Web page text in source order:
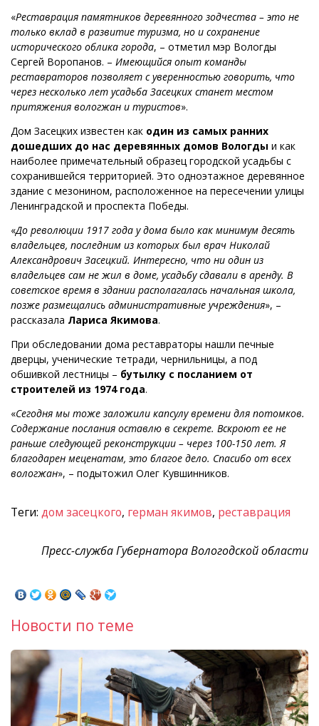
«Реставрация памятников деревянного зодчества – это не
только вклад в развитие туризма, но и сохранение
исторического облика города, – отметил мэр Вологды
Сергей Воропанов. – Имеющийся опыт команды
реставраторов позволяет с уверенностью говорить, что
через несколько лет усадьба Засецких станет местом
притяжения вологжан и туристов».
Дом Засецких известен как один из самых ранних
дошедших до нас деревянных домов Вологды и как
наиболее примечательный образец городской усадьбы с
сохранившейся территорией. Это одноэтажное деревянное
здание с мезонином, расположенное на пересечении улицы
Ленинградской и проспекта Победы.
«До революции 1917 года у дома было как минимум десять
владельцев, последним из которых был врач Николай
Александрович Засецкий. Интересно, что ни один из
владельцев сам не жил в доме, усадьбу сдавали в аренду. В
советское время в здании располагалась начальная школа,
позже размещались административные учреждения», –
рассказала Лариса Якимова.
При обследовании дома реставраторы нашли печные
дверцы, ученические тетради, чернильницы, а под
обшивкой лестницы – бутылку с посланием от
строителей из 1974 года.
«Сегодня мы тоже заложили капсулу времени для потомков.
Содержание послания оставлю в секрете. Вскроют ее не
раньше следующей реконструкции – через 100-150 лет. Я
благодарен меценатам, это благое дело. Спасибо от всех
вологжан», – подытожил Олег Кувшинников.
Теги: дом засецкого, герман якимов, реставрация
Пресс-служба Губернатора Вологодской области
Новости по теме